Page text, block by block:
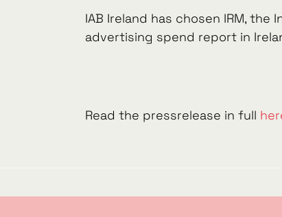
IAB Ireland has chosen IRM,
advertising spend report in
Read the pressrelease in full